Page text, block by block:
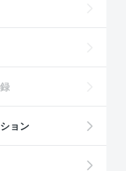
ョン